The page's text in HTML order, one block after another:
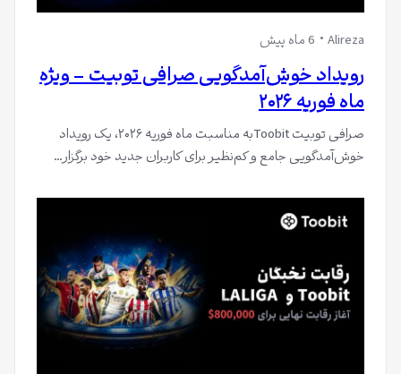
Alireza 6 ماه پیش
رویداد خوش‌آمدگویی صرافی توبیت – ویژه
ماه فوریه ۲۰۲۶
صرافی توبیت Toobitبه مناسبت ماه فوریه ۲۰۲۶، یک رویداد
خوش‌آمدگویی جامع و کم‌نظیر برای کاربران جدید خود برگزار…